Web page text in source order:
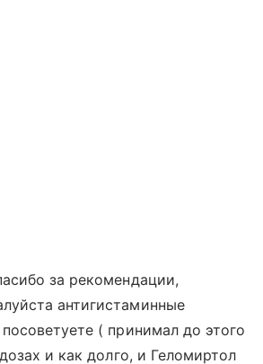
за рекомендации,
антигистаминные
( принимал до этого
и как долго, и Геломиртол